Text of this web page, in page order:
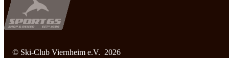
© Ski-Club Viernheim e.V. 2026